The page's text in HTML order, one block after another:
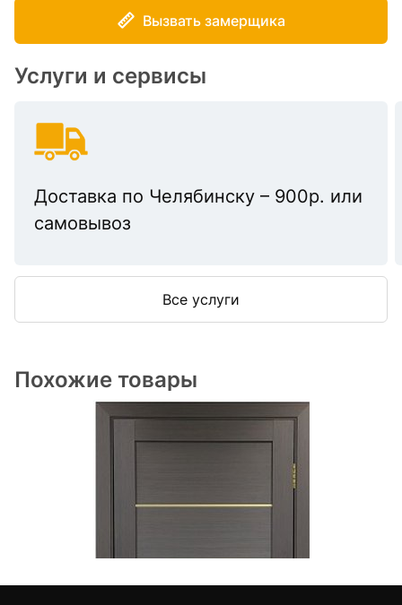
Вызвать замерщика
Услуги и сервисы
Доставка по Челябинску – 900р. или
самовывоз
Все услуги
Похожие товары